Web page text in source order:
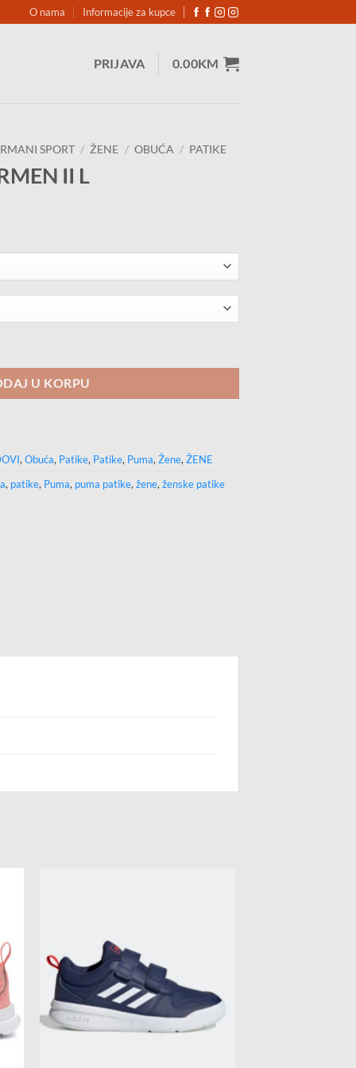
O nama Informacije za kupce
PRIJAVA 0.00KM
SPORT / ŽENE / OBUĆA / PATIKE
II L
U KORPU
, Obuća, Patike, Patike, Puma, Žene, ŽENE
, patike, Puma, puma patike, žene, ženske patike